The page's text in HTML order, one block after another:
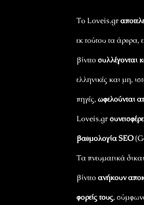
Το Loveis.gr
εκ τούτου τα άρθρα,
βίντεοσυλλέγονται
ελληνικές και μη,
πηγές,ωφελούνται
Loveis.gr
βαθμολογία SEO
Τα πνευματικά
βίντεοανήκουν
φορείς τους,